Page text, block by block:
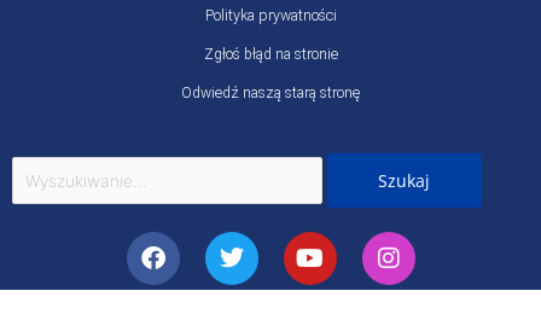
Polityka prywatności
Zgłoś błąd na stronie
Odwiedź naszą starą stronę
Szukaj
dla:
FacebookTwitterYoutubeInstagram